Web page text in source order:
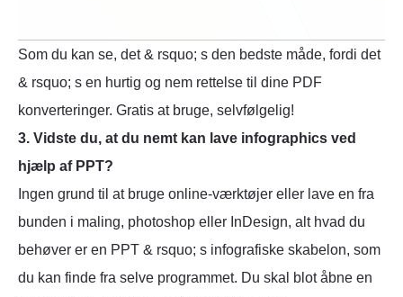
Som du kan se, det & rsquo; s den bedste måde, fordi det
& rsquo; s en hurtig og nem rettelse til dine PDF
konverteringer. Gratis at bruge, selvfølgelig!
3. Vidste du, at du nemt kan lave infographics ved
hjælp af PPT?
Ingen grund til at bruge online-værktøjer eller lave en fra
bunden i maling, photoshop eller InDesign, alt hvad du
behøver er en PPT & rsquo; s infografiske skabelon, som
du kan finde fra selve programmet. Du skal blot åbne en